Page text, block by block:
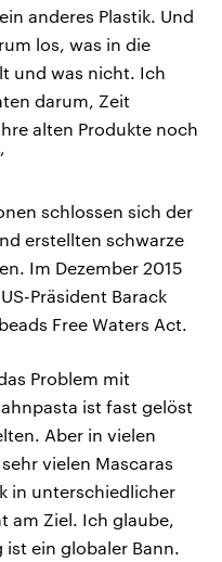
anderes Plastik. Und
los, was in die
und was nicht. Ich
darum, Zeit
alten Produkte noch
schlossen sich der
erstellten schwarze
Im Dezember 2015
Präsident Barack
Free Waters Act.
Problem mit
ist fast gelöst
Aber in vielen
vielen Mascaras
in unterschiedlicher
am Ziel. Ich glaube,
ein globaler Bann.